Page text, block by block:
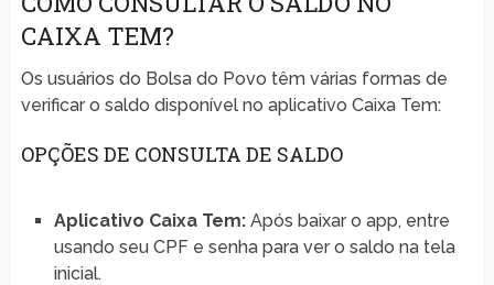
CAIXA TEM?
Os usuários do Bolsa do Povo têm várias formas de
verificar o saldo disponível no aplicativo Caixa Tem:
OPÇÕES DE CONSULTA DE SALDO
Aplicativo Caixa Tem:Após baixar o app, entre
usando seu CPF e senha para ver o saldo na tela
inicial.